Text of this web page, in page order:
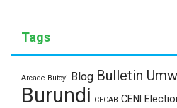
Tags
Arcade Butoyi Blog Bulletin
Burundi CECAB CENI